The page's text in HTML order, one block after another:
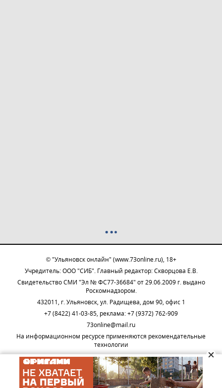
© "Ульяновск онлайн" (www.73online.ru), 18+
Учредитель: ООО "СИБ". Главный редактор: Скворцова Е.В.
Свидетельство СМИ "Эл № ФС77-36684" от 29.06.2009 г. выдано
Роскомнадзором.
432011, г. Ульяновск, ул. Радищева, дом 90, офис 1
+7 (8422) 41-03-85, реклама: +7 (9372) 762-909
73online@mail.ru
На информационном ресурсе применяются рекомендательные
технологии